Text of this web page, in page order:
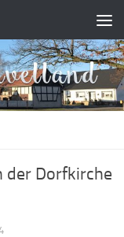
der Dorfkirche